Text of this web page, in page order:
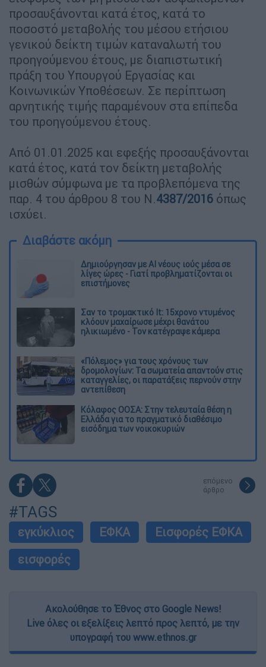
προσαυξάνονται κατά έτος, κατά το
ποσοστό μεταβολής του μέσου ετήσιου
γενικού δείκτη τιμών καταναλωτή του
προηγούμενου έτους, με διαπιστωτική
πράξη του Υπουργού Εργασίας και
Κοινωνικών Υποθέσεων. Σε περίπτωση
αρνητικής τιμής παραμένουν στα επίπεδα
του προηγούμενου έτους.
Από 01.01.2025 και εφεξής προσαυξάνονται
κατά έτος, κατά τον δείκτη μεταβολής
μισθών σύμφωνα με τα προβλεπόμενα της
παρ. 4 του άρθρου 8 του Ν.4387/2016 όπως
ισχύει.
Διαβάστε ακόμη
Δημιούργησαν με AI νέους ιούς μέσα σε
λίγες ώρες - Γιατί προβληματίζονται οι
επιστήμονες
Σαν το τρομακτικό It: 15χρονο ντυμένος
κλόουν μαχαίρωσε μέχρι θανάτου
ηλικιωμένο - Τον κατέγραψε κάμερα
«Πόλεμος» για τους χρόνους των
δρομολογίων: Τα σωματεία απαντούν στις
καταγγελίες, οι παρατάξεις περνούν στην
αντεπίθεση
Κόλαφος ΟΟΣΑ: Στην τελευταία θέση η
Ελλάδα για το πραγματικό διαθέσιμο
εισόδημα των νοικοκυριών
επόμενο
άρθρο
#TAGS
εγκύκλιος ΕΦΚΑ
Εισφορές ΕΦΚΑ
εισφορές
Ακολούθησε το Έθνος στο Google News!
Live όλες οι εξελίξεις λεπτό προς λεπτό, με την
υπογραφή του www.ethnos.gr